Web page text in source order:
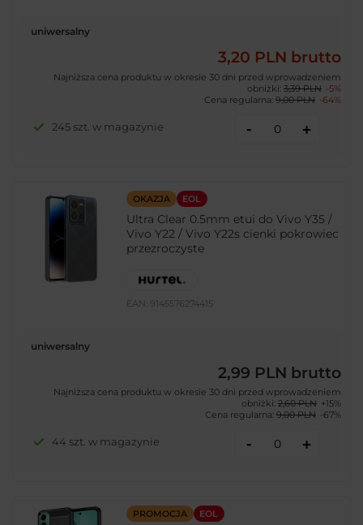
uniwersalny
3,20 PLN brutto
Najniższa cena produktu w okresie 30 dni przed wprowadzeniem
obniżki: 3,39 PLN -5%
Cena regularna: 9,00 PLN -64%
245 szt. w magazynie - +
OKAZJA EOL
Ultra Clear 0.5mm etui do Vivo Y35 /
Vivo Y22 / Vivo Y22s cienki pokrowiec
przezroczyste
EAN: 9145576274415
uniwersalny
2,99 PLN brutto
Najniższa cena produktu w okresie 30 dni przed wprowadzeniem
obniżki: 2,60 PLN +15%
Cena regularna: 9,00 PLN -67%
44 szt. w magazynie - +
PROMOCJA EOL